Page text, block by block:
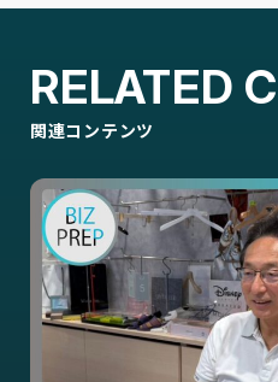
RELATED
関連コンテンツ